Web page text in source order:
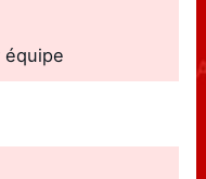
équipe